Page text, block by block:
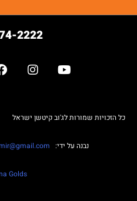
2222
כל הזכויות שמורות לג'וב קיטשן ישראל
נבנה על ידי: Web complex IT
Golds